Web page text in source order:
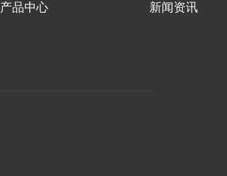
产品中心 新闻资讯